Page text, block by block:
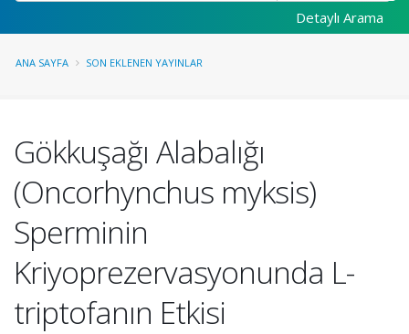
Detaylı Arama
ANA SAYFA SON EKLENEN YAYINLAR
Gökkuşağı Alabalığı
(Oncorhynchus myksis)
Sperminin
Kriyoprezervasyonunda L-
triptofanın Etkisi